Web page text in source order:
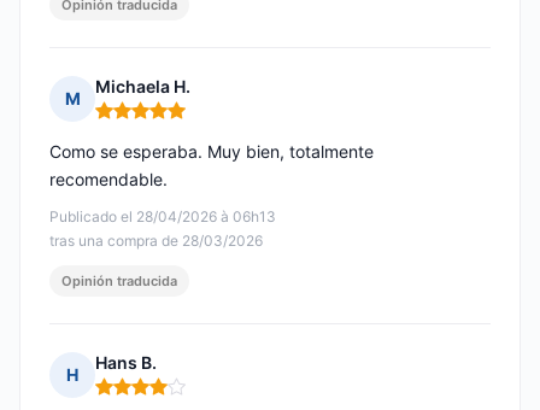
Opinión traducida
M
Michaela H.
Nota: 5 de 5
Publicado el 28/04/2026 à 06h13
tras una compra de 28/03/2026
Como se esperaba. Muy bien, totalmente
recomendable.
Opinión traducida
H
Hans B.
Nota: 4 de 5